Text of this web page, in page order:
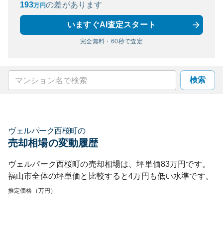
193万円の差があります
いますぐAI査定スタート
完全無料・60秒で査定
検索
ヴェルパーク西桜町の
売却相場の変動履歴
ヴェルパーク西桜町の売却相場は、坪単価83万円です。
福山市全体の坪単価と比較すると4万円も低い水準です。
推定価格（万円）